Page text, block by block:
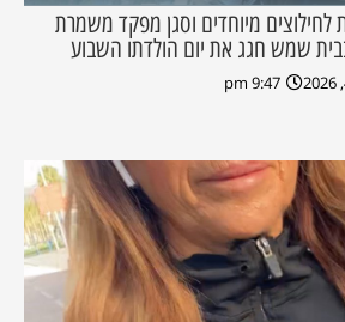
לחילוצים מיוחדים וסגן מפקד משמרת
שמש חגג את יום הולדתו השבוע
9:47 pm